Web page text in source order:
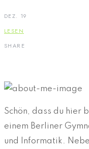
DEZ. 19
LESEN
SHARE
Schön, dass du hier
einem Berliner
und Informatik.